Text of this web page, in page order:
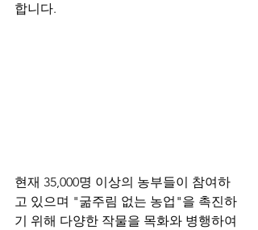
합니다.
현재 35,000명 이상의 농부들이 참여하
고 있으며 "굶주림 없는 농업"을 촉진하
기 위해 다양한 작물을 목화와 병행하여